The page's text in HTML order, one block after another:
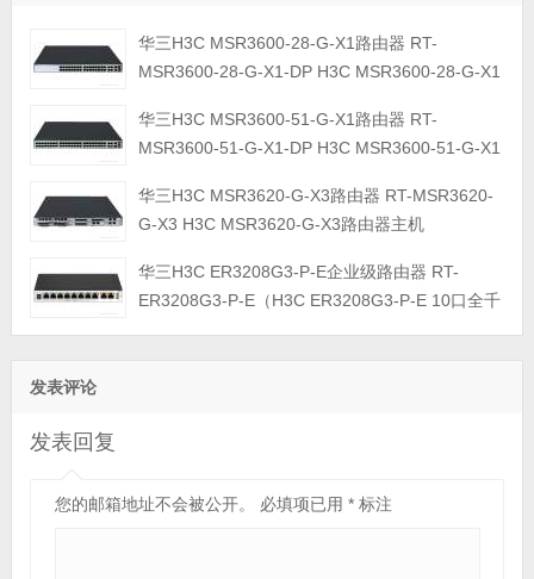
华三H3C MSR3600-28-G-X1路由器 RT-
MSR3600-28-G-X1-DP H3C MSR3600-28-G-X1
(2*10GE(SFP+),5*GE(RJ45),32*GE(RJ45) LAN,4*SIC槽位,双交
华三H3C MSR3600-51-G-X1路由器 RT-
MSR3600-51-G-X1-DP H3C MSR3600-51-G-X1
(2*10GE(SFP+),5*GE(RJ45),48*GE(RJ45) LAN,4*SIC槽位,双交
流电源)
华三H3C MSR3620-G-X3路由器 RT-MSR3620-
G-X3 H3C MSR3620-G-X3路由器主机
华三H3C ER3208G3-P-E企业级路由器 RT-
ER3208G3-P-E（H3C ER3208G3-P-E 10口全千
发表评论
发表回复
您的邮箱地址不会被公开。 必填项已用 *标注